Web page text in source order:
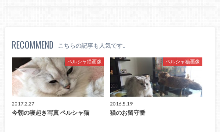
RECOMMEND こちらの記事も人気です。
ペルシャ猫画像
2017.2.27
今朝の寝起き写真 ペルシャ猫
ペルシャ猫画像
2016.8.19
猫のお留守番